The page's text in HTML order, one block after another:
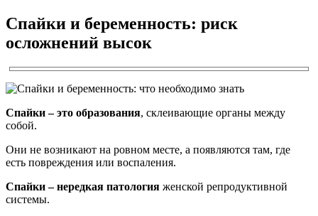
Спайки и беременность: риск
осложнений высок
Спайки – это образования, склеивающие органы между
собой.
Они не возникают на ровном месте, а появляются там, где
есть повреждения или воспаления.
Спайки – нередкая патология женской репродуктивной
системы.